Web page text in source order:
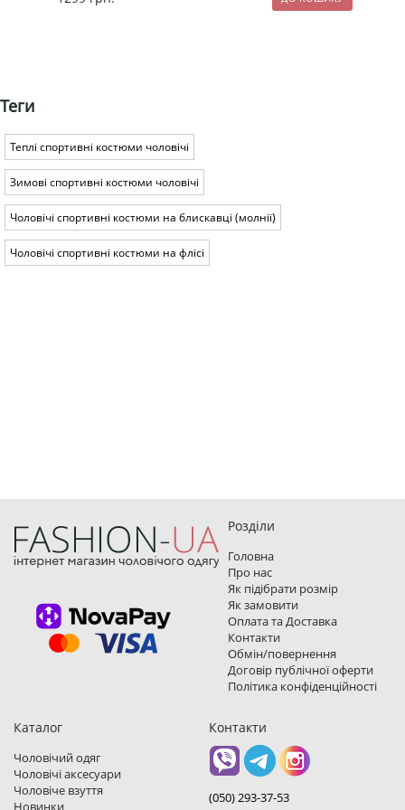
Теги
Теплі спортивні костюми чоловічі
Зимові спортивні костюми чоловічі
Чоловічі спортивні костюми на блискавці (молнії)
Чоловічі спортивні костюми на флісі
Розділи
Головна
Про нас
Як підібрати розмір
Як замовити
Оплата та Доставка
Контакти
Обмін/повернення
Договір публічної оферти
Політика конфіденційності
Каталог
Чоловічий одяг
Чоловічі аксесуари
Чоловіче взуття
Новинки
Контакти
(050) 293-37-53